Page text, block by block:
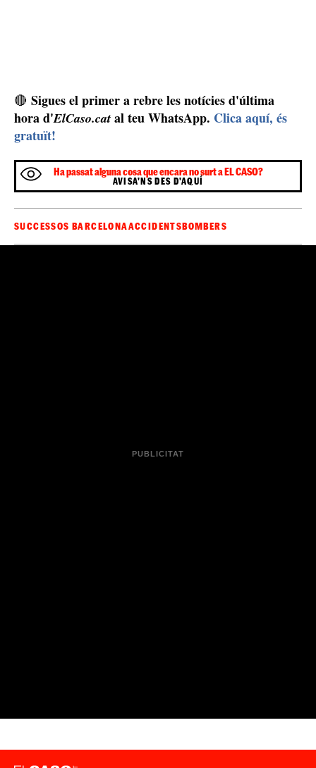
🔴 Sigues el primer a rebre les notícies d'última
hora d'ElCaso.cat al teu WhatsApp. Clica aquí, és
gratuït!
Ha passat alguna cosa que encara no surt a EL CASO?
AVISA'NS DES D'AQUÍ
SUCCESSOS BARCELONAACCIDENTSBOMBERS